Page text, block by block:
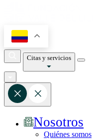
Citas y servicios
Nosotros
Quiénes somos